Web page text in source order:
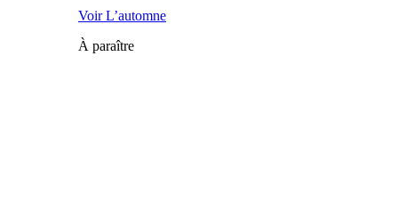
Voir L’automne
À paraître